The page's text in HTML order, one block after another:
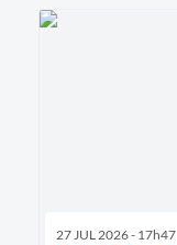
27 JUL 2026 - 17h47